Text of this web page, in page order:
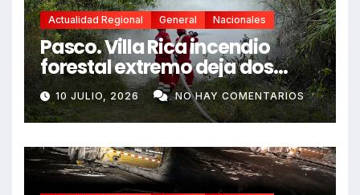
Actualidad Regional General Nacionales
Pasco. Villa Rica incendio
forestal extremo deja dos
fallecidos y heridos
10 JULIO, 2026 NO HAY COMENTARIOS